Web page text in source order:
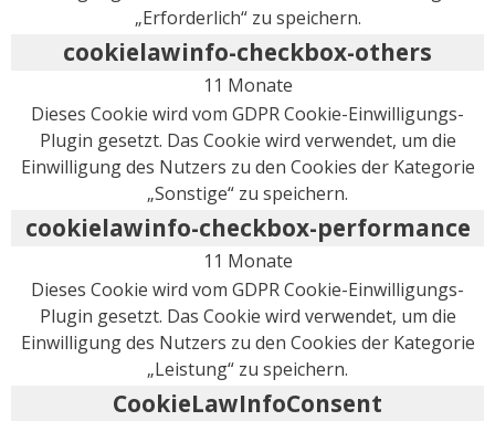
„Erforderlich“ zu speichern.
cookielawinfo-checkbox-others
11 Monate
Dieses Cookie wird vom GDPR Cookie-Einwilligungs-
Plugin gesetzt. Das Cookie wird verwendet, um die
Einwilligung des Nutzers zu den Cookies der Kategorie
„Sonstige“ zu speichern.
cookielawinfo-checkbox-performance
11 Monate
Dieses Cookie wird vom GDPR Cookie-Einwilligungs-
Plugin gesetzt. Das Cookie wird verwendet, um die
Einwilligung des Nutzers zu den Cookies der Kategorie
„Leistung“ zu speichern.
CookieLawInfoConsent